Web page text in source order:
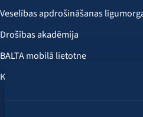
Veselības apdrošināšanas
Drošības akadēmija
BALTA mobilā lietotne
Klientu labumi